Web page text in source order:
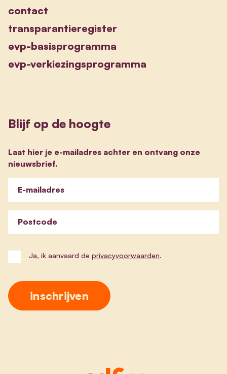
contact
transparantieregister
evp-basisprogramma
evp-verkiezingsprogramma
Blijf op de hoogte
Laat hier je e-mailadres achter en ontvang onze
nieuwsbrief.
E-mailadres
Postcode
Ja, ik aanvaard de privacyvoorwaarden.